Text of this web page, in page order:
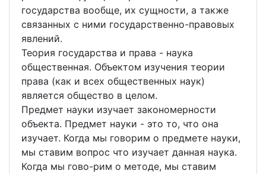
государства вообще, их сущности, а также
связанных с ними государственно-правовых
явлений.
Теория государства и права - наука
общественная. Объектом изучения теории
права (как и всех общественных наук)
является общество в целом.
Предмет науки изучает закономерности
объекта. Предмет науки - это то, что она
изучает. Когда мы говорим о предмете науки,
мы ставим вопрос что изучает данная наука.
Когда мы гово-рим о методе, мы ставим